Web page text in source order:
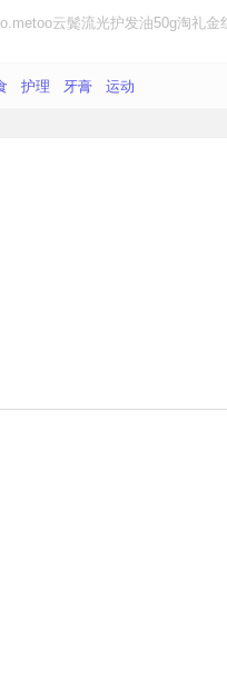
云鬓流光护发油50g淘礼金
护理 牙膏 运动